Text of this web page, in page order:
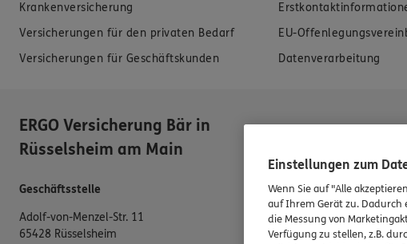
Krankenversicherung
Versicherungen für den privaten Bedarf
Versicherungen für Geschäftskunden
EU-
Datenverarbeitung
ERGO Versicherung Bär in
Rüsselsheim am Main
Geschäftsstelle
Adolf-von-Menzel-Str. 11
65428 Rüsselsheim
Einstellungen zum
Wenn Sie auf "Alle
auf Ihrem Gerät zu. Dadurch
die Messung von
Verfügung zu stellen, z.B.